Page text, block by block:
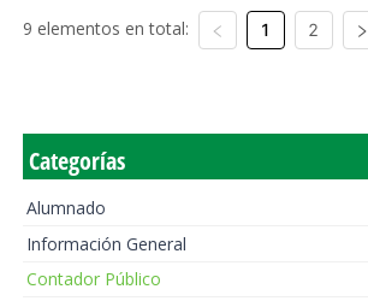
9 elementos en total: 1 2
Categorías
Alumnado
Información General
Contador Público